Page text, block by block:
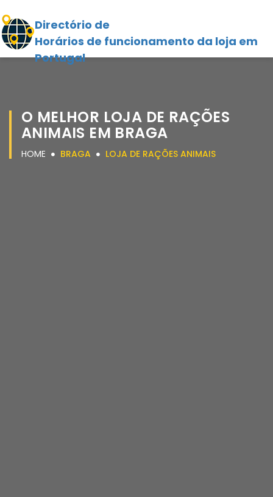
Directório de
Horários de funcionamento da loja em
Portugal
O MELHOR LOJA DE RAÇÕES
ANIMAIS EM BRAGA
HOME BRAGA LOJA DE RAÇÕES ANIMAIS